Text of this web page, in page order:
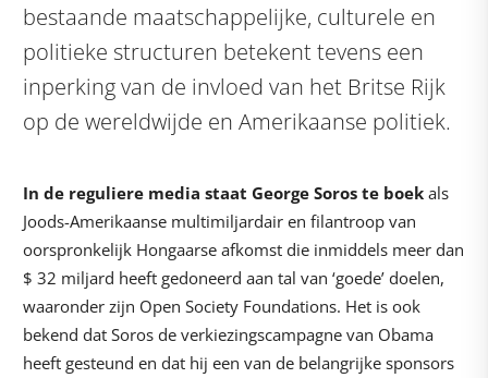
bestaande maatschappelijke, culturele en
politieke structuren betekent tevens een
inperking van de invloed van het Britse Rijk
op de wereldwijde en Amerikaanse politiek.
In de reguliere media staat George Soros te boek als
Joods-Amerikaanse multimiljardair en filantroop van
oorspronkelijk Hongaarse afkomst die inmiddels meer dan
$ 32 miljard heeft gedoneerd aan tal van ‘goede’ doelen,
waaronder zijn Open Society Foundations. Het is ook
bekend dat Soros de verkiezingscampagne van Obama
heeft gesteund en dat hij een van de belangrijke sponsors